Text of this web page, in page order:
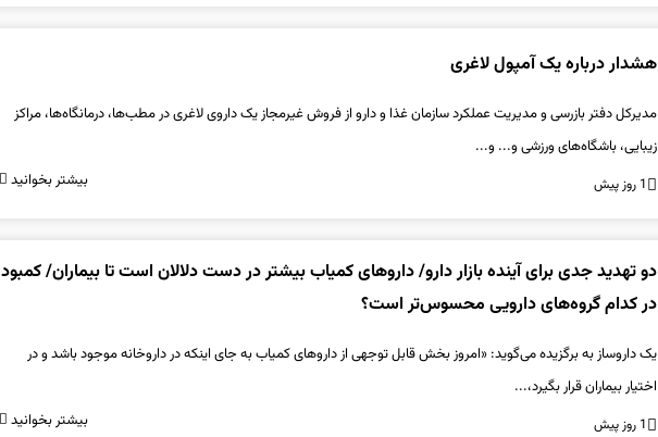
هشدار درباره یک آمپول لاغری
مدیرکل دفتر بازرسی و مدیریت عملکرد سازمان غذا و دارو از فروش غیرمجاز یک داروی لاغری در مطب‌ها، درمانگاه‌ها، مراکز
زیبایی، باشگاه‌های ورزشی و... و...
1 روز پیش بیشتر بخوانید
دو تهدید جدی برای آینده بازار دارو/ داروهای کمیاب بیشتر در دست دلالان است تا بیماران/ کمبود
در کدام گروه‌های دارویی محسوس‌تر است؟
یک داروساز به برگزیده می‌گوید: «امروز بخش قابل توجهی از داروهای کمیاب به جای اینکه در داروخانه موجود باشد و در
اختیار بیماران قرار بگیرد،...
1 روز پیش بیشتر بخوانید